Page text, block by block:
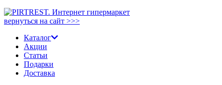
вернуться на сайт >>>
Каталог
Акции
Статьи
Подарки
Доставка